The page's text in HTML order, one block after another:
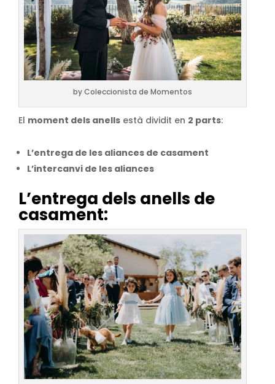
by Coleccionista de Momentos
El moment dels anells està dividit en 2 parts:
L’entrega de les aliances de casament
L’intercanvi de les aliances
L’entrega dels anells de
casament: